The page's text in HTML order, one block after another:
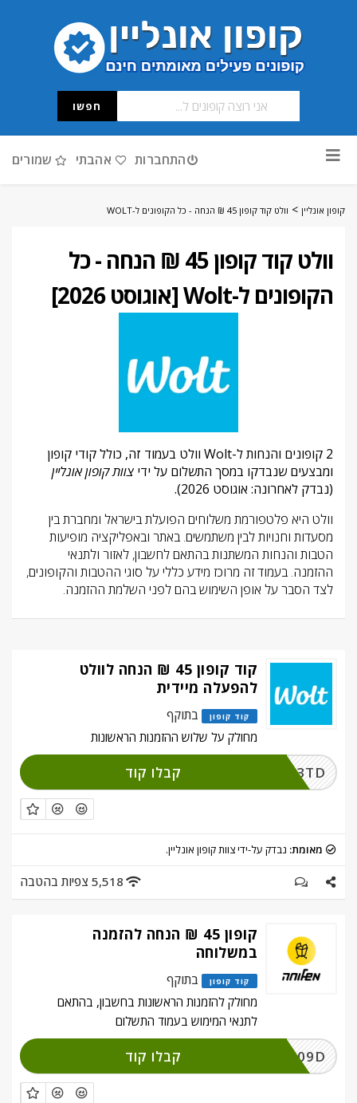
חפשו
לתוכן
שמורים אהבתי התחברות
קופון אונליין > וולט קוד קופון 45 ₪ הנחה - כל הקופונים ל-WOLT
וולט קוד קופון 45 ₪ הנחה - כל
הקופונים ל-Wolt [אוגוסט 2026]
2 קופונים והנחות ל-Wolt וולט בעמוד זה, כולל קודי קופון
ומבצעים שנבדקו במסך התשלום על ידי צוות קופון אונליין
(נבדק לאחרונה: אוגוסט 2026).
וולט היא פלטפורמת משלוחים הפועלת בישראל ומחברת בין
מסעדות וחנויות לבין משתמשים. באתר ובאפליקציה מופיעות
הטבות והנחות המשתנות בהתאם לחשבון, לאזור ולתנאי
ההזמנה. בעמוד זה מרוכז מידע כללי על סוגי ההטבות והקופונים,
לצד הסבר על אופן השימוש בהם לפני השלמת ההזמנה.
קוד קופון 45 ₪ הנחה לוולט
להפעלה מיידית
קוד קופון
בתוקף
מחולק על שלוש ההזמנות הראשונות
VT9F3TD קבלו קוד
מאומת: נבדק על-ידי צוות קופון אונליין.
5,518 צפיות בהטבה
קופון 45 ₪ הנחה להזמנה
במשלוחה
קוד קופון
בתוקף
מחולק להזמנות הראשונות בחשבון, בהתאם
לתנאי המימוש בעמוד התשלום
25509D קבלו קוד